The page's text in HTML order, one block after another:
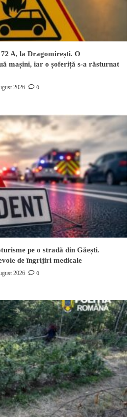
A, la Dragomirești. O
mașini, iar o șoferiță s-a răsturnat
2026 0
pe o stradă din Găești.
de îngrijiri medicale
2026 0